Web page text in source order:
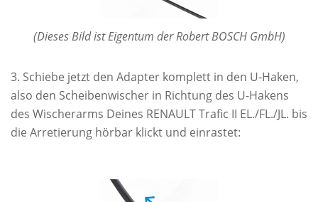
(Dieses Bild ist Eigentum der Robert BOSCH GmbH)
Schiebe jetzt den Adapter komplett in den U-Haken,
also den Scheibenwischer in Richtung des U-Hakens
des Wischerarms Deines RENAULT Trafic II EL./FL./JL. bis
die Arretierung hörbar klickt und einrastet: